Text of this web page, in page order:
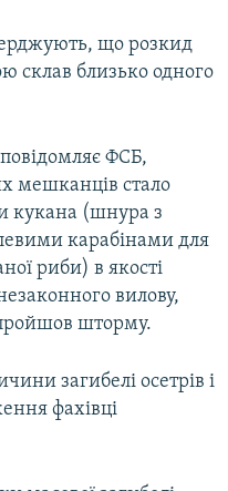
що розкид
склав близько одного
ФСБ,
мешканців стало
кукана (шнура з
карабінами для
риби) в якості
вилову,
шторму.
загибелі осетрів і
фахівці